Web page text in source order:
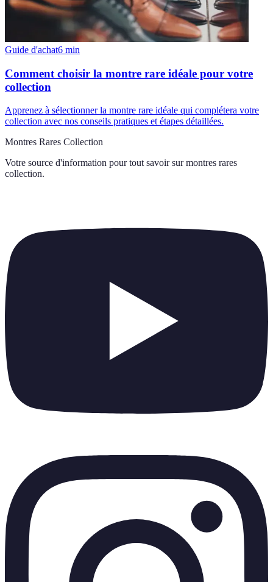
Guide d'achat6 min
Comment choisir la montre rare idéale pour votre
collection
Apprenez à sélectionner la montre rare idéale qui complétera votre
collection avec nos conseils pratiques et étapes détaillées.
Montres Rares Collection
Votre source d'information pour tout savoir sur montres rares
collection.